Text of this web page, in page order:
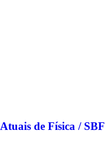
de Física / SBF